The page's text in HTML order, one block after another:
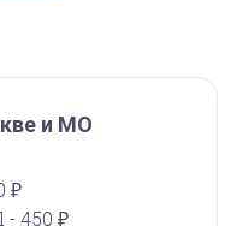
и МО
₽
- 450 ₽